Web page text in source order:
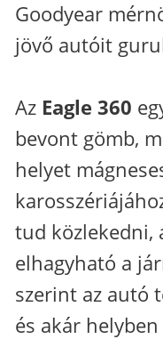
Goodyear
jövő autóit
Az Eagle 360
bevont gömb,
helyet
tud közlekedni,
elhagyható a
szerint az autó
és akár